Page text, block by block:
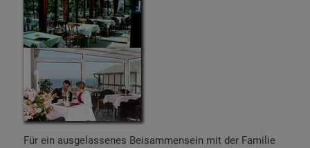
Für ein ausgelassenes Beisammensein mit der Familie